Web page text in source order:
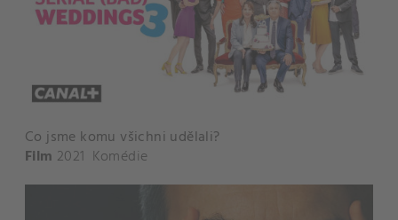
Co jsme komu všichni udělali?
Film 2021 Komédie